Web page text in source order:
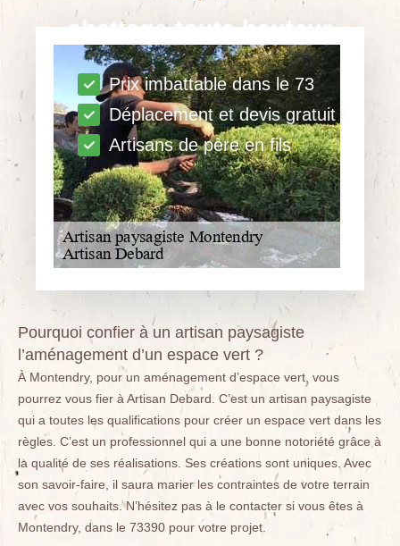
abattage toute hauteur
Prix imbattable dans le 73
Déplacement et devis gratuit
Artisans de père en fils
Pourquoi confier à un artisan paysagiste
l’aménagement d’un espace vert ?
À Montendry, pour un aménagement d’espace vert, vous
pourrez vous fier à Artisan Debard. C’est un artisan paysagiste
qui a toutes les qualifications pour créer un espace vert dans les
règles. C’est un professionnel qui a une bonne notoriété grâce à
la qualité de ses réalisations. Ses créations sont uniques. Avec
son savoir-faire, il saura marier les contraintes de votre terrain
avec vos souhaits. N’hésitez pas à le contacter si vous êtes à
Montendry, dans le 73390 pour votre projet.